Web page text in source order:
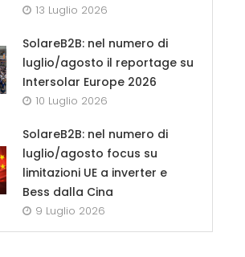
13 Luglio 2026
SolareB2B: nel numero di
luglio/agosto il reportage su
Intersolar Europe 2026
10 Luglio 2026
SolareB2B: nel numero di
luglio/agosto focus su
limitazioni UE a inverter e
Bess dalla Cina
9 Luglio 2026